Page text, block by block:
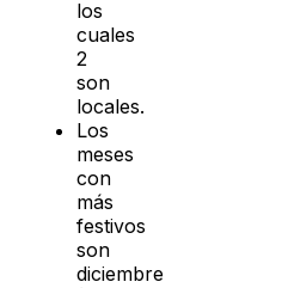
los
cuales
2
son
locales.
Los
meses
con
más
festivos
son
diciembre